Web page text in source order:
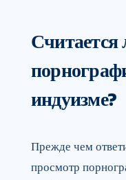
Считается
индуизме?
Прежде чем
просмотр